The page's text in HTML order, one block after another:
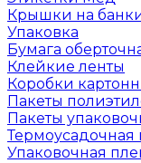
Крышки на
Упаковка
Бумага
Клейкие ленты
Коробки
Пакеты
Пакеты
Термоусадочная
Упаковочная